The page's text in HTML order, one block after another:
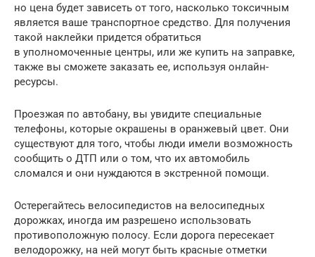
но цена будет зависеть от того, насколько токсичным
является ваше транспортное средство. Для получения
такой наклейки придется обратиться
в уполномоченные центры, или же купить на заправке,
также вы сможете заказать ее, используя онлайн-
ресурсы.
Проезжая по автобану, вы увидите специальные
телефоны, которые окрашены в оранжевый цвет. Они
существуют для того, чтобы люди имели возможность
сообщить о ДТП или о том, что их автомобиль
сломался и они нуждаются в экстренной помощи.
Остерегайтесь велосипедистов на велосипедных
дорожках, иногда им разрешено использовать
противоположную полосу. Если дорога пересекает
велодорожку, на ней могут быть красные отметки